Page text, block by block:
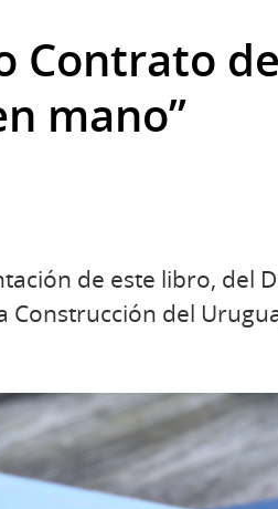
Contrato de
mano”
de este libro, del
Construcción del